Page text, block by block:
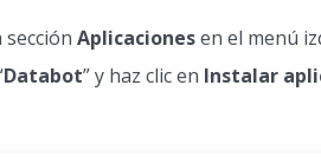
Aplicacionesen el menú
Databot” y haz clic en Instalar